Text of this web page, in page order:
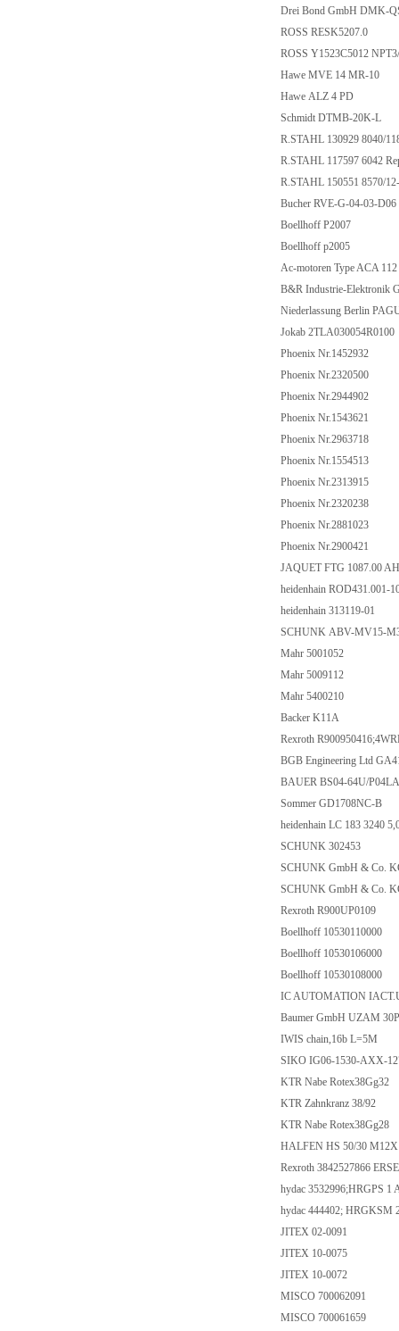
Drei Bond GmbH DMK-
ROSS RESK5207.0
ROSS Y1523C5012
Hawe MVE 14 MR-10
Hawe ALZ 4 PD
Schmidt DTMB-20K-L
R.STAHL 130929 8040/
R.STAHL 117597 6042
R.STAHL 150551 8570/
Bucher RVE-G-04-03-
Boellhoff P2007
Boellhoff p2005
Ac-motoren Type ACA
B&R Industrie-Elektronik
Niederlassung Berlin
Jokab 2TLA030054R0100
Phoenix Nr.1452932
Phoenix Nr.2320500
Phoenix Nr.2944902
Phoenix Nr.1543621
Phoenix Nr.2963718
Phoenix Nr.1554513
Phoenix Nr.2313915
Phoenix Nr.2320238
Phoenix Nr.2881023
Phoenix Nr.2900421
JAQUET FTG 1087.00
heidenhain ROD431.001-
heidenhain 313119-01
SCHUNK ABV-MV15-
Mahr 5001052
Mahr 5009112
Mahr 5400210
Backer K11A
Rexroth
BGB Engineering Ltd
BAUER BS04-64U/
Sommer GD1708NC-B
heidenhain LC 183 3240
SCHUNK 302453
SCHUNK GmbH & Co.
SCHUNK GmbH & Co.
Rexroth R900UP0109
Boellhoff 10530110000
Boellhoff 10530106000
Boellhoff 10530108000
IC AUTOMATION
Baumer GmbH UZAM
IWIS chain,16b L=5M
SIKO IG06-1530-AXX-
KTR Nabe Rotex38Gg32
KTR Zahnkranz 38/92
KTR Nabe Rotex38Gg28
HALFEN HS 50/30
Rexroth 3842527866
hydac 3532996;HRGPS
hydac 444402; HRGKSM
JITEX 02-0091
JITEX 10-0075
JITEX 10-0072
MISCO 700062091
MISCO 700061659